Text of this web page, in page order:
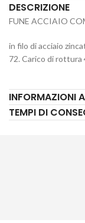
DESCRIZIONE
FUNE ACCIAIO
in filo di acciaio
72. Carico di rottura
INFORMAZIONI
TEMPI DI